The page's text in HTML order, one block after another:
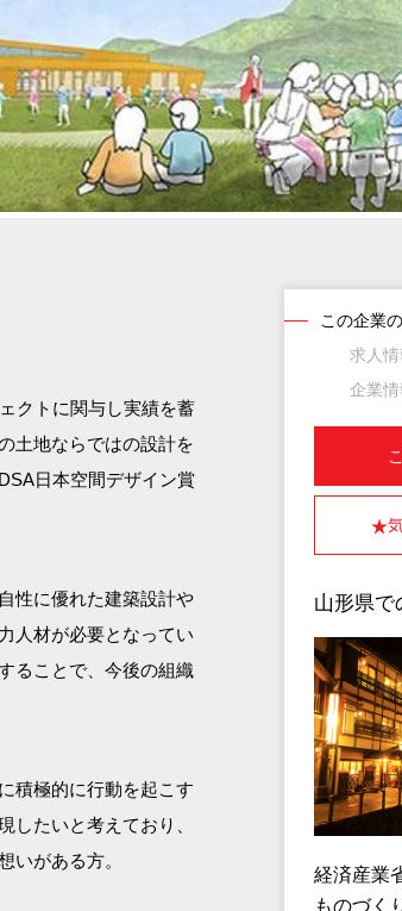
クトに関与し実績を蓄
土地ならではの設計を
日本空間デザイン賞
性に優れた建築設計や
人材が必要となってい
ることで、今後の組織
積極的に行動を起こす
したいと考えており、
いがある方。
この企業
求人情
企業情
山形県で
経済産業
ものづく